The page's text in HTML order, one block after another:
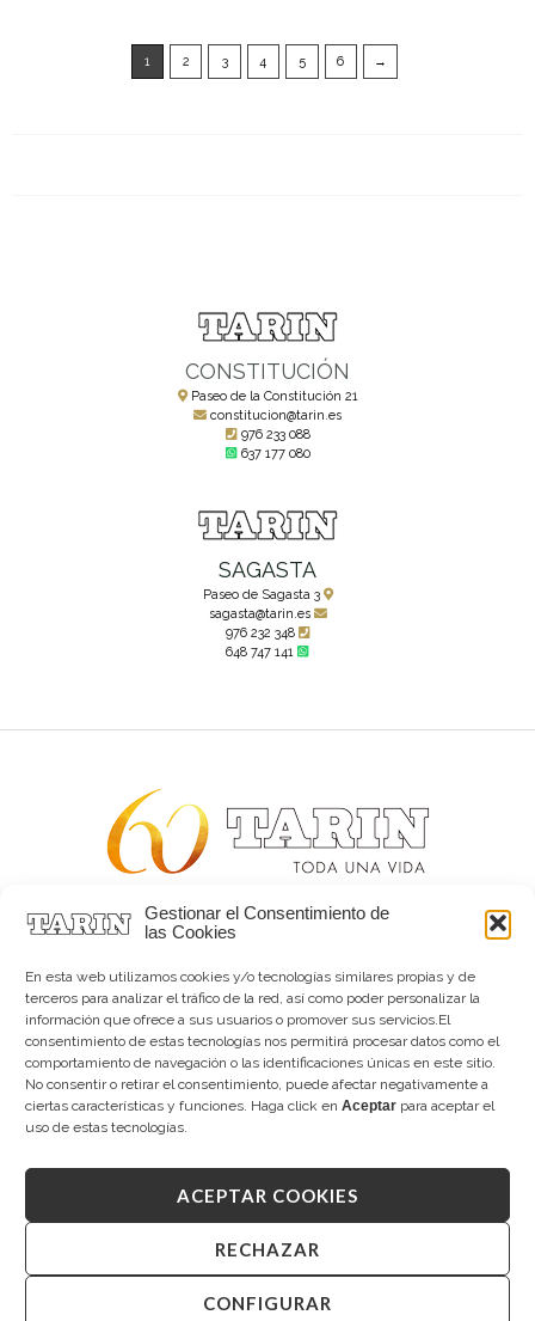
Gestionar el Consentimiento de
las Cookies
En esta web utilizamos cookies y/o tecnologías similares propias y de
terceros para analizar el tráfico de la red, así como poder personalizar la
información que ofrece a sus usuarios o promover sus servicios.El
consentimiento de estas tecnologías nos permitirá procesar datos como el
comportamiento de navegación o las identificaciones únicas en este sitio.
No consentir o retirar el consentimiento, puede afectar negativamente a
ciertas características y funciones. Haga click en Aceptar para aceptar el
uso de estas tecnologías.
ACEPTAR COOKIES
RECHAZAR
CONFIGURAR
1 2 3 4 5 6 →
CONSTITUCIÓN
Paseo de la Constitución 21
constitucion@tarin.es
976 233 088
637 177 080
SAGASTA
Paseo de Sagasta 3
sagasta@tarin.es
976 232 348
648 747 141
Alta joyería desde 1963
Tarín Magazine
Contacto
Copyright © 2026 Tarín Joyeros
Aviso legal|Política de uso|Política de privacidad
Canal interno de información
Desarrollado porMandalorian Solutions